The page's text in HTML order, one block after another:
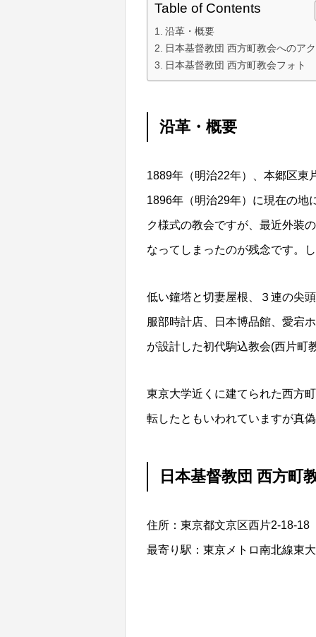
Table of Contents
沿革・概要
日本基督教団 西方町教会へのア
日本基督教団 西方町教会フォト
沿革・概要
1889年（明治22年）、本郷区東
1896年（明治29年）に現在の地
ク様式の教会ですが、最近外装
なってしまったのが残念です。
低い鐘塔と切妻屋根、３連の尖
服部時計店、日本博品館、愛宕
が設計した初代駒込教会(西片町
東京大学近くに建てられた西方
転したともいわれていますが真
日本基督教団 西方町
住所：東京都文京区西片2-18-18
最寄り駅：東京メトロ南北線東